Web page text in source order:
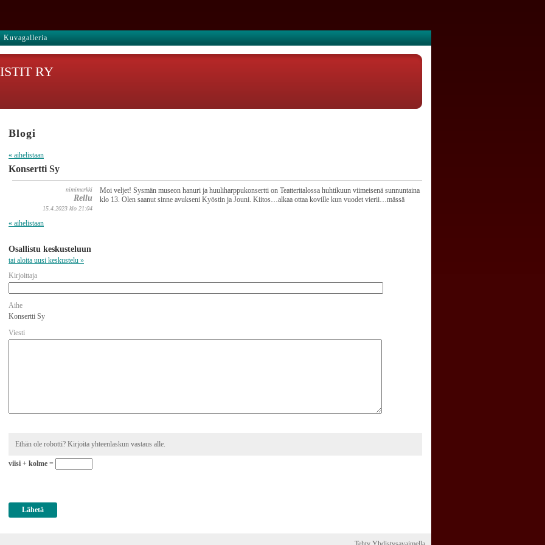
Kuvagalleria
RY
Blogi
« aihelistaan
Konsertti Sy
nimimerkki
Rellu
15.4.2023 klo 21:04
Moi veljet! Sysmän museon hanuri ja huuliharppukonsertti on Teatteritalossa huhtikuun viimeisenä sunnuntaina
klo 13. Olen saanut sinne avukseni Kyöstin ja Jouni. Kiitos…alkaa ottaa koville kun vuodet vierii…mässä
« aihelistaan
Osallistu keskusteluun
tai aloita uusi keskustelu »
Kirjoittaja
Aihe
Konsertti Sy
Viesti
Ethän ole robotti? Kirjoita yhteenlaskun vastaus alle.
viisi + kolme =